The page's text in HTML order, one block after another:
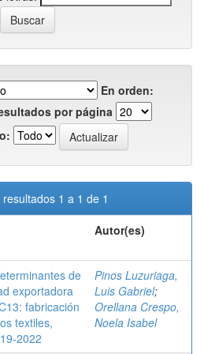
En orden:
por página
1 a 1 de 1
Autor(es)
de
exportadora
fabricación
textiles,
2022
Pinos Luzuriaga,
Luis Gabriel;
Orellana Crespo,
Noela Isabel